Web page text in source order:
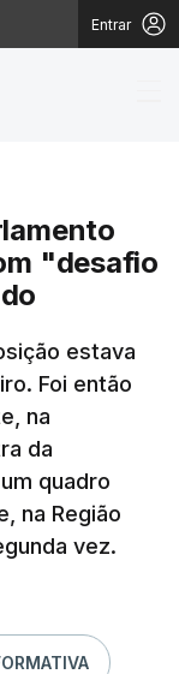
Entrar
ao
"desafio
estava
Foi então
na
da
quadro
na Região
vez.